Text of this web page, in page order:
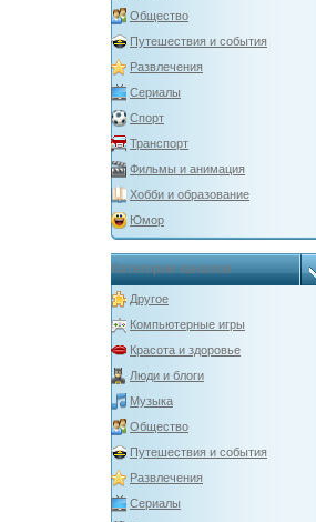
Общество
Путешествия и события
Развлечения
Сериалы
Спорт
Транспорт
Фильмы и анимация
Хобби и образование
Юмор
Категории каналов
Другое
Компьютерные игры
Красота и здоровье
Люди и блоги
Музыка
Общество
Путешествия и события
Развлечения
Сериалы